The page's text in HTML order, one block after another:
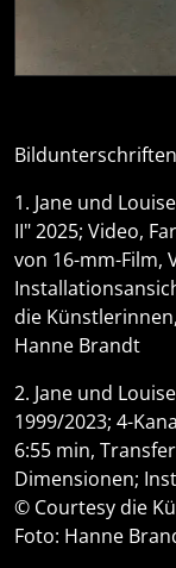
1. Jane und
II" 2025; Video,
von 16-mm-Film,
die
Hanne Brandt
2. Jane und
1999/2023; 4-
6:55 min,
Dimensionen;
© Courtesy die
Foto: Hanne